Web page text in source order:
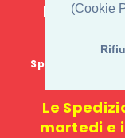
(Cookie
E-
Spedizione
Le
martedi e